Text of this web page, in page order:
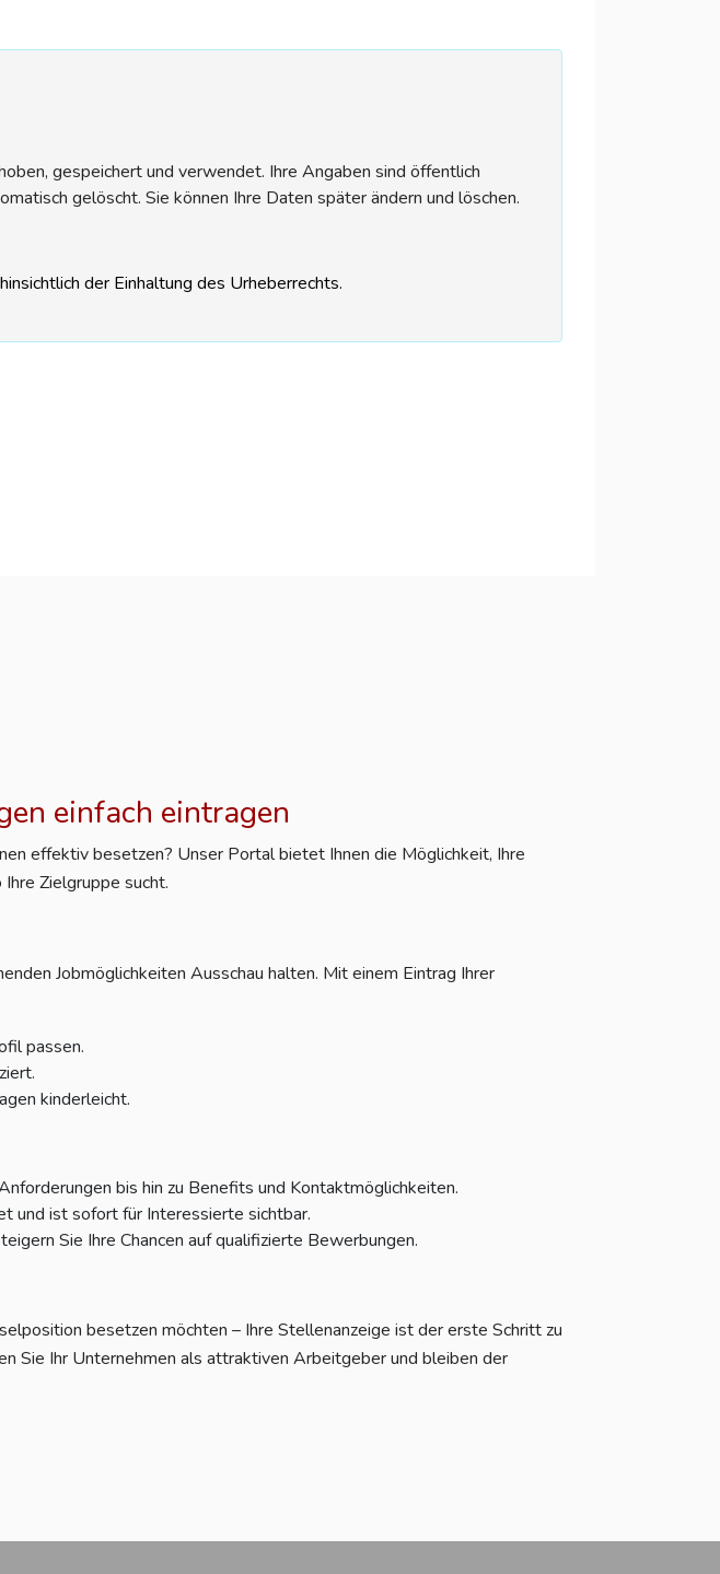
gespeichert und verwendet. Ihre Angaben sind öffentlich
gelöscht. Sie können Ihre Daten später ändern und löschen.
der Einhaltung des Urheberrechts.
einfach eintragen
effektiv besetzen? Unser Portal bietet Ihnen die Möglichkeit, Ihre
Zielgruppe sucht.
Jobmöglichkeiten Ausschau halten. Mit einem Eintrag Ihrer
passen.
kinderleicht.
bis hin zu Benefits und Kontaktmöglichkeiten.
und ist sofort für Interessierte sichtbar.
Sie Ihre Chancen auf qualifizierte Bewerbungen.
besetzen möchten – Ihre Stellenanzeige ist der erste Schritt zu
Sie Ihr Unternehmen als attraktiven Arbeitgeber und bleiben der